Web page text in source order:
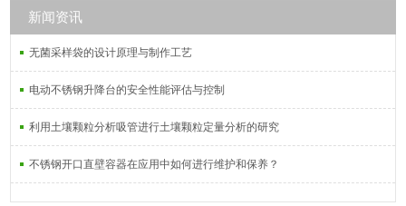
新闻资讯
无菌采样袋的设计原理与制作工艺
电动不锈钢升降台的安全性能评估与控制
利用土壤颗粒分析吸管进行土壤颗粒定量分析的研究
不锈钢开口直壁容器在应用中如何进行维护和保养？